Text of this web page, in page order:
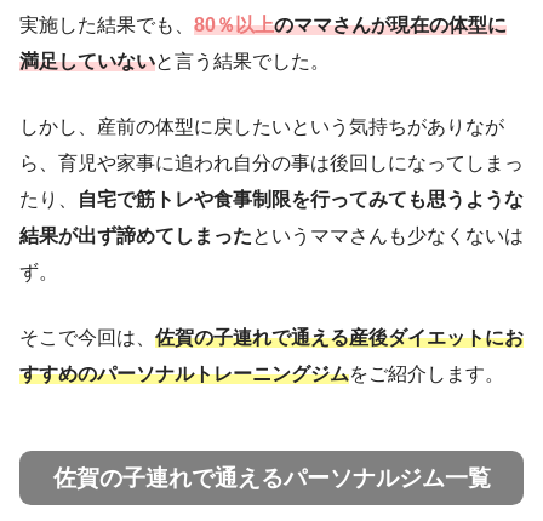
実施した結果でも、 80％以上のママさんが現在の体型に
満足していないと言う結果でした。
しかし、産前の体型に戻したいという気持ちがありなが
ら、育児や家事に追われ自分の事は後回しになってしまっ
たり、
自宅で筋トレや食事制限を行ってみても思うような
結果が出ず諦めてしまったというママさんも少なくないは
ず。
そこで今回は、 佐賀の子連れで通える産後ダイエットにお
すすめのパーソナルトレーニングジムをご紹介します。
佐賀の子連れで通えるパーソナルジム一覧